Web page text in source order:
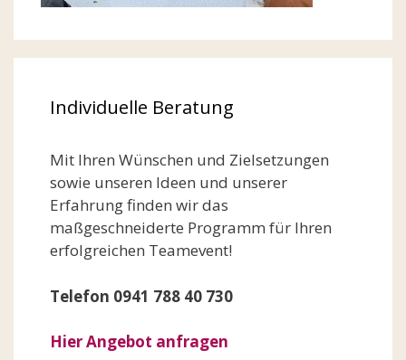
Individuelle Beratung
Mit Ihren Wünschen und Zielsetzungen
sowie unseren Ideen und unserer
Erfahrung finden wir das
maßgeschneiderte Programm für Ihren
erfolgreichen Teamevent!
Telefon 0941 788 40 730
Hier Angebot anfragen